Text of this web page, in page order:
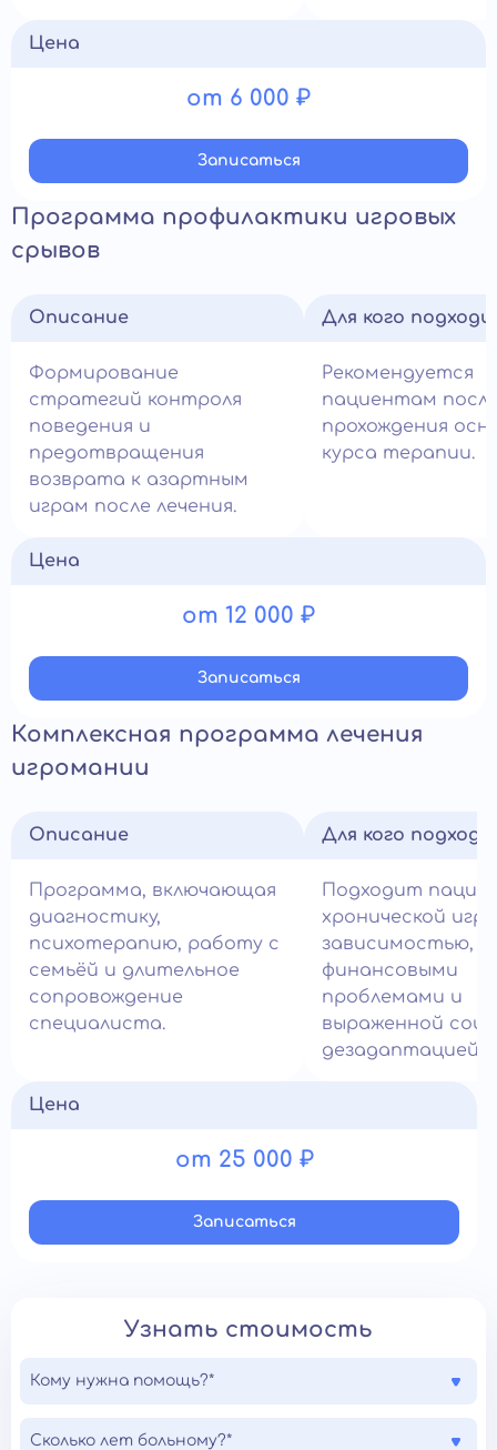
Цена
от 6 000 ₽
Записатьcя
Программа профилактики игровых
срывов
Описание
Формирование
стратегий контроля
поведения и
предотвращения
возврата к азартным
играм после лечения.
Для кого
Рекомендуется
пациентам
прохождения
курса терапии.
Цена
от 12 000 ₽
Записатьcя
Комплексная программа лечения
игромании
Описание
Программа, включающая
диагностику,
психотерапию, работу с
семьёй и длительное
сопровождение
специалиста.
Для кого
Подходит
хронической
зависимостью,
финансовыми
проблемами и
выраженной
дезадаптацией.
Цена
от 25 000 ₽
Записатьcя
Узнать стоимость
Кому нужна помощь?*
Сколько лет больному?*